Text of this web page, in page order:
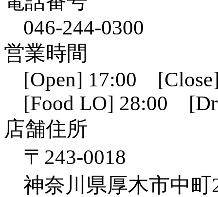
046-244-0300
営業時間
[Open] 17:00
[Food LO] 28:00
店舗住所
〒243-0018
神奈川県厚木市中町